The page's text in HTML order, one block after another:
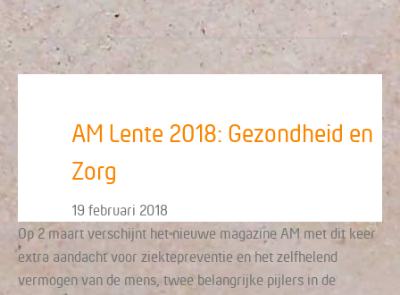
AM Lente 2018: Gezondheid en
Zorg
19 februari 2018
Op 2 maart verschijnt het nieuwe magazine AM met dit keer
extra aandacht voor ziektepreventie en het zelfhelend
vermogen van de mens, twee belangrijke pijlers in de